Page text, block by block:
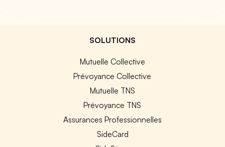
SOLUTIONS
Mutuelle Collective
Prévoyance Collective
Mutuelle TNS
Prévoyance TNS
Assurances Professionnelles
SideCard